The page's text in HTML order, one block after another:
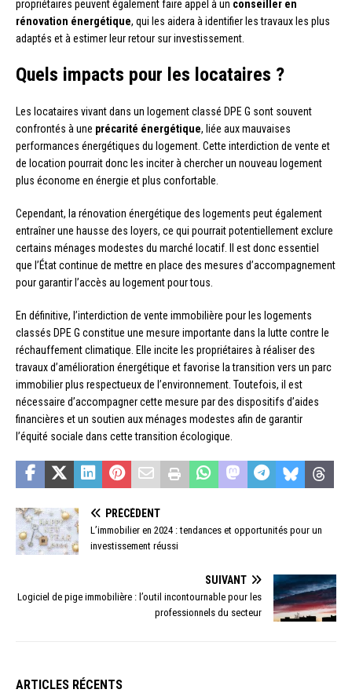
propriétaires peuvent également faire appel à un conseiller en
rénovation énergétique, qui les aidera à identifier les travaux les plus
adaptés et à estimer leur retour sur investissement.
Quels impacts pour les locataires ?
Les locataires vivant dans un logement classé DPE G sont souvent
confrontés à une précarité énergétique, liée aux mauvaises
performances énergétiques du logement. Cette interdiction de vente et
de location pourrait donc les inciter à chercher un nouveau logement
plus économe en énergie et plus confortable.
Cependant, la rénovation énergétique des logements peut également
entraîner une hausse des loyers, ce qui pourrait potentiellement exclure
certains ménages modestes du marché locatif. Il est donc essentiel
que l’État continue de mettre en place des mesures d’accompagnement
pour garantir l’accès au logement pour tous.
En définitive, l’interdiction de vente immobilière pour les logements
classés DPE G constitue une mesure importante dans la lutte contre le
réchauffement climatique. Elle incite les propriétaires à réaliser des
travaux d’amélioration énergétique et favorise la transition vers un parc
immobilier plus respectueux de l’environnement. Toutefois, il est
nécessaire d’accompagner cette mesure par des dispositifs d’aides
financières et un soutien aux ménages modestes afin de garantir
l’équité sociale dans cette transition écologique.
PRÉCÉDENT
L’immobilier en 2024 : tendances et opportunités pour un
investissement réussi
SUIVANT
Logiciel de pige immobilière : l’outil incontournable pour les
professionnels du secteur
ARTICLES RÉCENTS